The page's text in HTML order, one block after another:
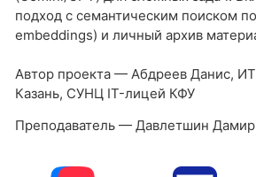
подход с семантическим поиском
embeddings) и личный архив
Автор проекта — Абдреев Данис,
Казань, СУНЦ IT-лицей КФУ
Преподаватель — Давлетшин Дамир